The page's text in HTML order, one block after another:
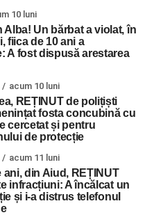
10 luni
Alba! Un bărbat a violat, în
fiica de 10 ani a
A fost dispusă arestarea
acum 10 luni
REȚINUT de polițiști
fosta concubină cu
cercetat și pentru
de protecție
acum 11 luni
ani, din Aiud, REȚINUT
infracțiuni: A încălcat un
și i-a distrus telefonul